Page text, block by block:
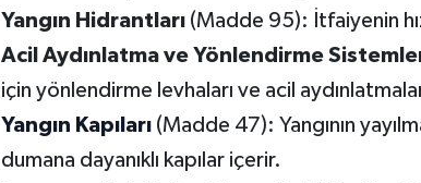
Yangın Hidrantları(Madde 95): İtfaiyenin
Acil Aydınlatma ve Yönlendirme
için yönlendirme levhaları ve acil
Yangın Kapıları(Madde 47): Yangının
dumana dayanıklı kapılar içerir.